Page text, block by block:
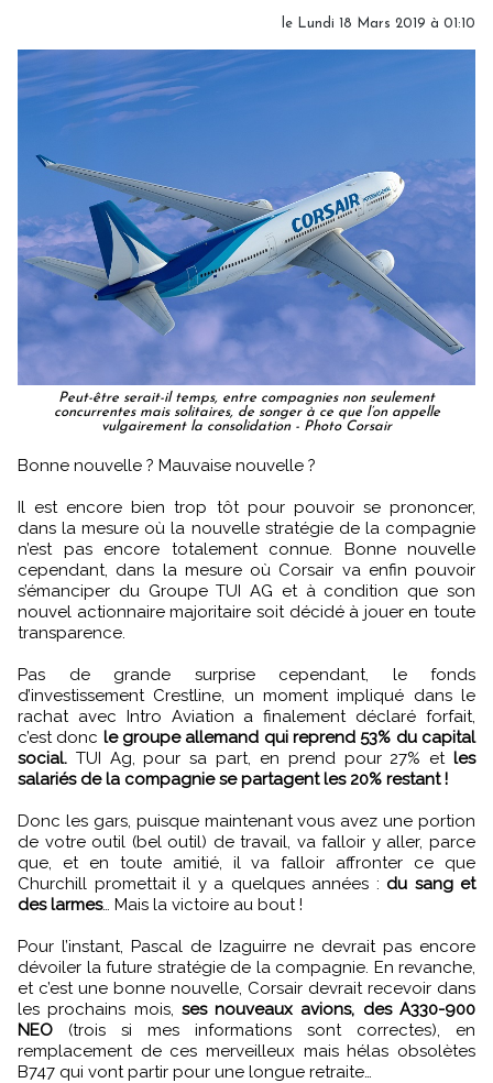
le Lundi 18 Mars 2019 à 01:10
Peut-être serait-il temps, entre compagnies non seulement
concurrentes mais solitaires, de songer à ce que l’on appelle
vulgairement la consolidation - Photo Corsair
Bonne nouvelle ? Mauvaise nouvelle ?
Il est encore bien trop tôt pour pouvoir se prononcer,
dans la mesure où la nouvelle stratégie de la compagnie
n’est pas encore totalement connue. Bonne nouvelle
cependant, dans la mesure où Corsair va enfin pouvoir
s’émanciper du Groupe TUI AG et à condition que son
nouvel actionnaire majoritaire soit décidé à jouer en toute
transparence.
Pas de grande surprise cependant, le fonds
d’investissement Crestline, un moment impliqué dans le
rachat avec Intro Aviation a finalement déclaré forfait,
c’est donc le groupe allemand qui reprend 53% du capital
social. TUI Ag, pour sa part, en prend pour 27% et les
salariés de la compagnie se partagent les 20% restant !
Donc les gars, puisque maintenant vous avez une portion
de votre outil (bel outil) de travail, va falloir y aller, parce
que, et en toute amitié, il va falloir affronter ce que
Churchill promettait il y a quelques années : du sang et
des larmes… Mais la victoire au bout !
Pour l’instant, Pascal de Izaguirre ne devrait pas encore
dévoiler la future stratégie de la compagnie. En revanche,
et c’est une bonne nouvelle, Corsair devrait recevoir dans
les prochains mois, ses nouveaux avions, des A330-900
NEO (trois si mes informations sont correctes), en
remplacement de ces merveilleux mais hélas obsolètes
B747 qui vont partir pour une longue retraite…